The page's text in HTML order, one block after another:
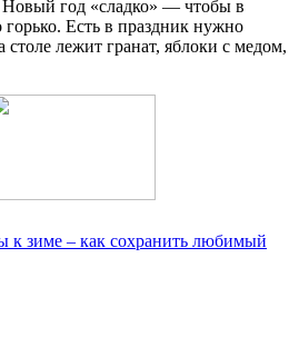
Новый год «сладко» — чтобы в
Есть в праздник нужно
столе лежит гранат, яблоки с медом,
к зиме – как сохранить любимый